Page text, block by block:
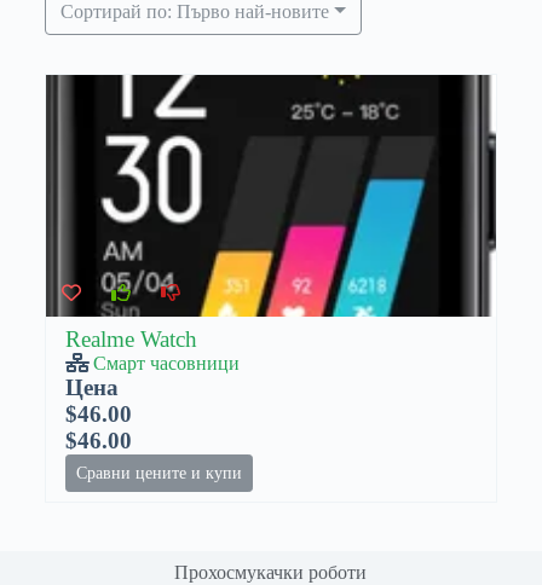
Сортирай по: Първо най-новите
Realme Watch
Смарт часовници
Цена
$46.00
$46.00
Сравни цените и купи
Прохосмукачки роботи